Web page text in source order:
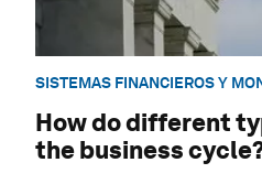
SISTEMAS FINANCIEROS Y
How do different
the business